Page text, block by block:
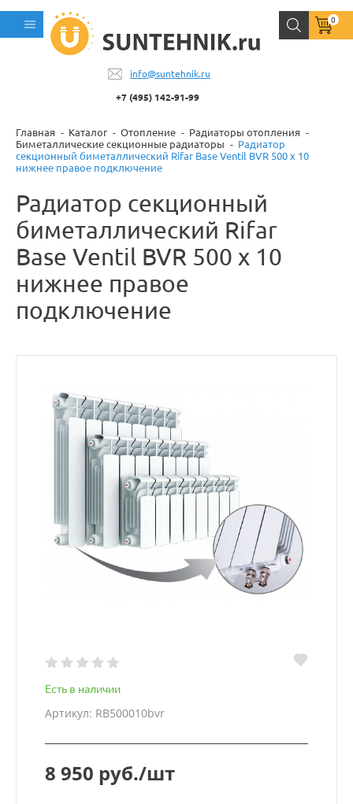
info@suntehnik.ru
+7 (495) 142-91-99
0
Главная Каталог Отопление
Радиаторы отопления
Биметаллические секционные радиаторы
Радиатор
секционный биметаллический Rifar Base Ventil BVR 500 x 10
нижнее правое подключение
Радиатор секционный
биметаллический Rifar
Base Ventil BVR 500 x 10
нижнее правое
подключение
Есть в наличии
Артикул: RB500010bvr
8 950 руб./шт